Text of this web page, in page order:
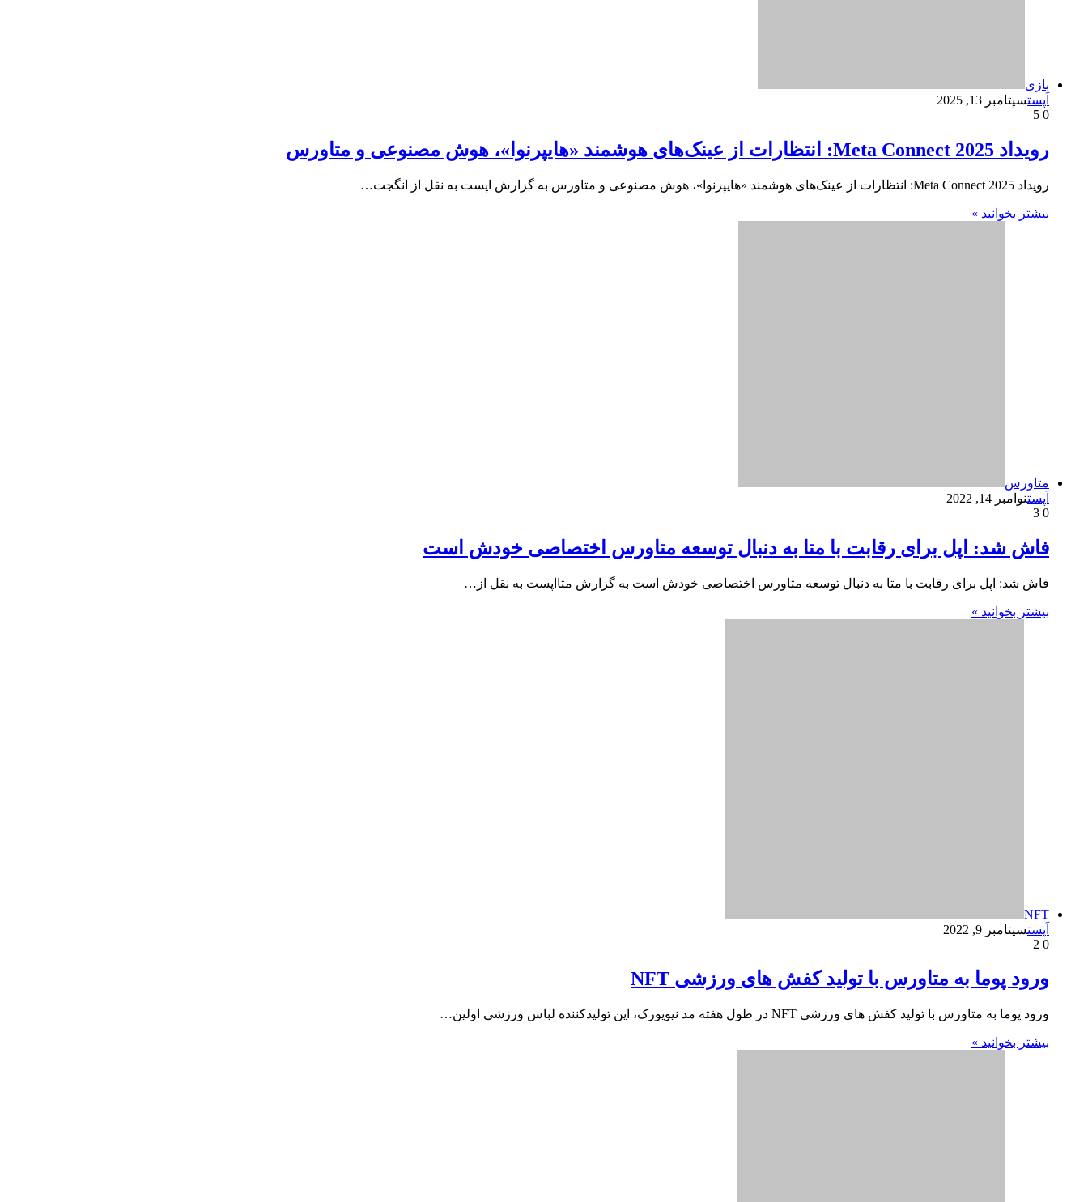
رویداد Meta Connect 2025: انتظارات از عینک‌های هوشمند «هایپرنوا»، هوش مصنوعی و متاورس به گزارش اپست به نقل از انگجت…
NFT
متاورس
اَپست آگوست 9, 2022
آیا متاورس به عمر تلویزیون پایان می‌دهد؟
آیا متاورس به عمر تلویزیون پایان می‌دهد؟ شبکه‌های تلویزیونی هم‌اکنون در حال نبرد با غول‌های بازی‌آنلاین هستند تا توجه مخاطبان…
بیشتر بخوانید »